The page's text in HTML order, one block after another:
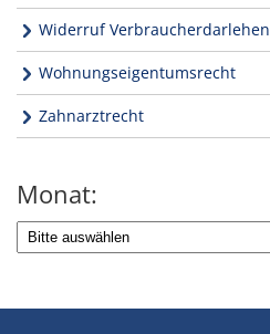
Widerruf Verbraucherdarlehen
Wohnungseigentumsrecht
Zahnarztrecht
Monat: